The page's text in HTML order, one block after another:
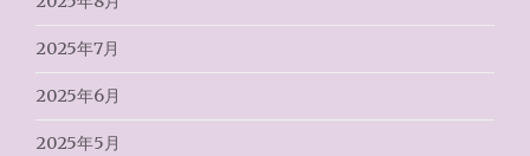
2025年7月
2025年6月
2025年5月